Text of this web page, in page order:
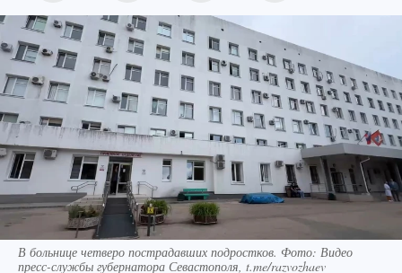
В больнице четверо пострадавших подростков. Фото: Видео
пресс-службы губернатора Севастополя, t.me/razvozhaev